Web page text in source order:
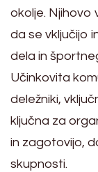
okolje. Njihovo
da se vključijo
dela in
Učinkovita
deležniki,
ključna za
in zagotovijo,
skupnosti.